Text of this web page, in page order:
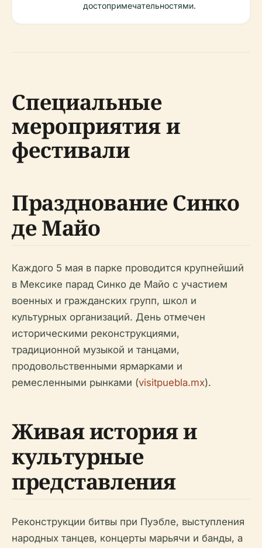
достопримечательностями.
Специальные
мероприятия и
фестивали
Празднование Синко
де Майо
Каждого 5 мая в парке проводится крупнейший
в Мексике парад Синко де Майо с участием
военных и гражданских групп, школ и
культурных организаций. День отмечен
историческими реконструкциями,
традиционной музыкой и танцами,
продовольственными ярмарками и
ремесленными рынками (visitpuebla.mx).
Живая история и
культурные
представления
Реконструкции битвы при Пуэбле, выступления
народных танцев, концерты марьячи и банды, а